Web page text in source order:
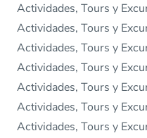
Actividades, Tours y
Actividades, Tours y
Actividades, Tours y
Actividades, Tours y
Actividades, Tours y
Actividades, Tours y
Actividades, Tours y